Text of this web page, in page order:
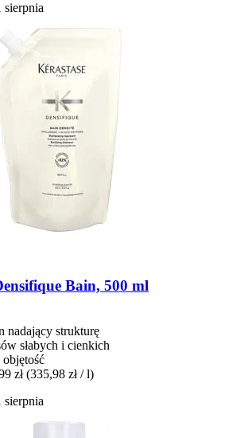
sierpnia
Bain, 500 ml
nadający strukturę
słabych i cienkich
objętość
zł (335,98 zł / l)
sierpnia